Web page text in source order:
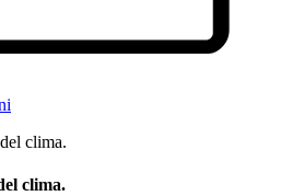
clima.